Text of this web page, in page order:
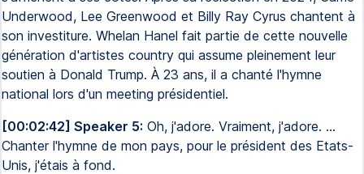
Underwood, Lee Greenwood et Billy Ray Cyrus chantent à
son investiture. Whelan Hanel fait partie de cette nouvelle
génération d'artistes country qui assume pleinement leur
soutien à Donald Trump. À 23 ans, il a chanté l'hymne
national lors d'un meeting présidentiel.
[00:02:42] Speaker 5: Oh, j'adore. Vraiment, j'adore. ...
Chanter l'hymne de mon pays, pour le président des Etats-
Unis, j'étais à fond.